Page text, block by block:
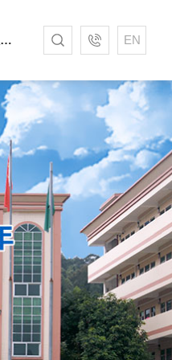
联系91免费版下载网站 EN